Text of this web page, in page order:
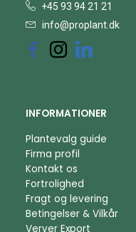
+45 93 94 21 21
info@proplant.dk
INFORMATIONER
Plantevalg guide
Firma profil
Kontakt os
Fortrolighed
Fragt og levering
Betingelser & Vilkår
Verver Export